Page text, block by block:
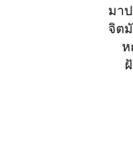
มา
จิต